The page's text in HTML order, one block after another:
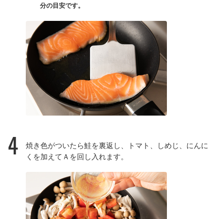
分の目安です。
4
焼き色がついたら鮭を裏返し、トマト、しめじ、にんに
くを加えてＡを回し入れます。